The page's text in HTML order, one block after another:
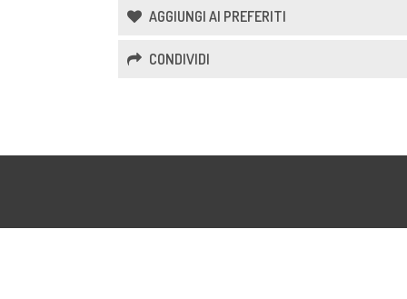
AGGIUNGI AI PREFERITI
CONDIVIDI